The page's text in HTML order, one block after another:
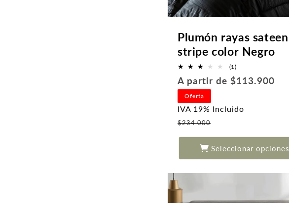
Plumón rayas sateen
stripe color Negro
(1)1
totales
Precio
habitual
A partir de $113.900
Oferta
IVA 19% Incluido
$234.000
de
oferta
Seleccionar opciones